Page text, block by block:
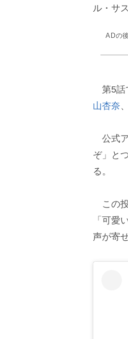
ル・サ
ADの
第5話
山杏奈
公式ア
ぞ」と
る。
この投
「可愛
声が寄